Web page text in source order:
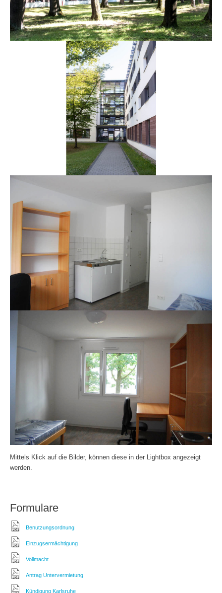
Mittels Klick auf die Bilder, können diese in der Lightbox angezeigt
werden.
Formulare
Benutzungsordnung
Einzugsermächtigung
Vollmacht
Antrag Untervermietung
Kündigung Karlsruhe